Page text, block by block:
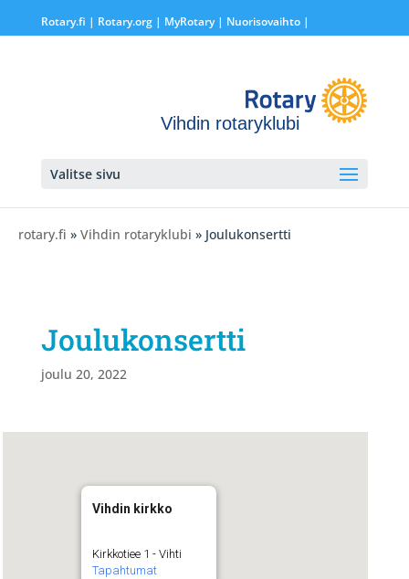
Rotary.fi | Rotary.org| MyRotary | Nuorisovaihto|
Vihdin rotaryklubi
Valitse sivu
rotary.fi » Vihdin rotaryklubi » Joulukonsertti
Joulukonsertti
joulu 20, 2022
Vihdin kirkko
Kirkkotiee 1 - Vihti
Tapahtumat